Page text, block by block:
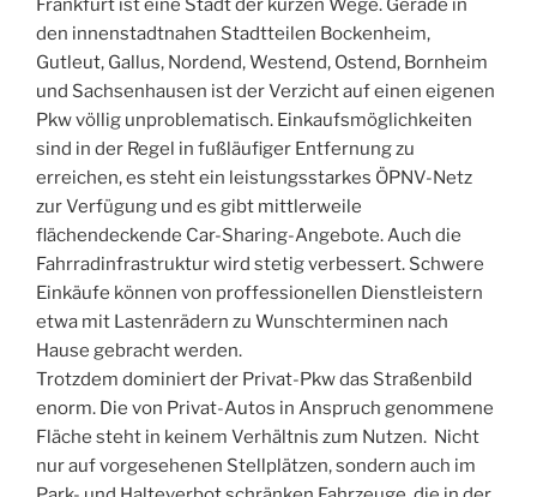
Frankfurt ist eine Stadt der kurzen Wege. Gerade in
den innenstadtnahen Stadtteilen Bockenheim,
Gutleut, Gallus, Nordend, Westend, Ostend, Bornheim
und Sachsenhausen ist der Verzicht auf einen eigenen
Pkw völlig unproblematisch. Einkaufsmöglichkeiten
sind in der Regel in fußläufiger Entfernung zu
erreichen, es steht ein leistungsstarkes ÖPNV-Netz
zur Verfügung und es gibt mittlerweile
flächendeckende Car-Sharing-Angebote. Auch die
Fahrradinfrastruktur wird stetig verbessert. Schwere
Einkäufe können von proffessionellen Dienstleistern
etwa mit Lastenrädern zu Wunschterminen nach
Hause gebracht werden.
Trotzdem dominiert der Privat-Pkw das Straßenbild
enorm. Die von Privat-Autos in Anspruch genommene
Fläche steht in keinem Verhältnis zum Nutzen. Nicht
nur auf vorgesehenen Stellplätzen, sondern auch im